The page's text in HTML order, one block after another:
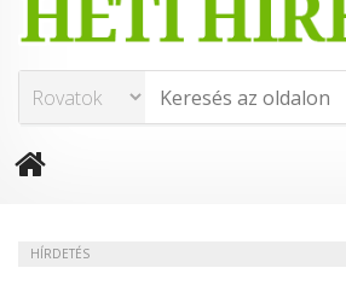
HÍRDETÉS